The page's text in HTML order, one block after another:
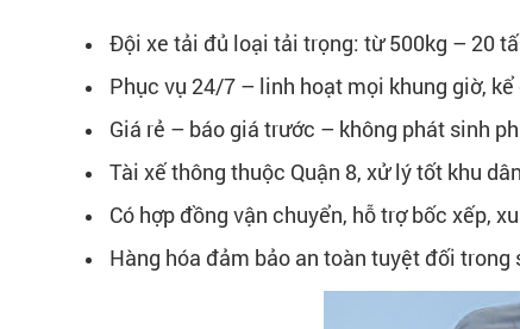
Đội xe tải đủ loại tải trọng: từ 500kg – 20
Phục vụ 24/7 – linh hoạt mọi khung giờ,
Giá rẻ – báo giá trước – không phát sinh
Tài xế thông thuộc Quận 8, xử lý tốt khu
Có hợp đồng vận chuyển, hỗ trợ bốc xếp,
Hàng hóa đảm bảo an toàn tuyệt đối